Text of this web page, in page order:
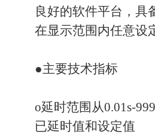
良好的软件平台，具
在显示范围内任意设
●主要技术指标
o延时范围从0.01s-
已延时值和设定值